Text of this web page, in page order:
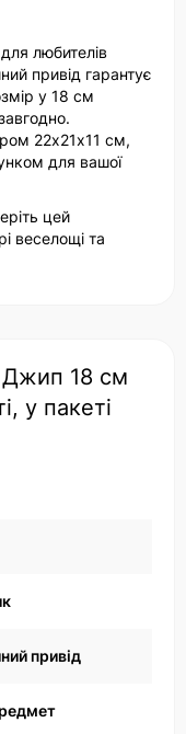
любителів
привід гарантує
у 18 см
22х21х11 см,
для вашої
цей
веселощі та
Джип 18 см
у пакеті
привід